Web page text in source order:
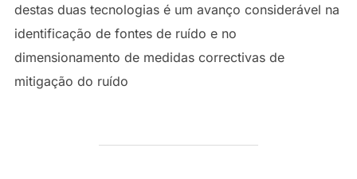
destas duas tecnologias é um avanço considerável na
identificação de fontes de ruído e no
dimensionamento de medidas correctivas de
mitigação do ruído